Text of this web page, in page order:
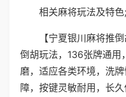
相关麻将玩法及特色;
【宁夏银川麻将推
倒胡玩法，136张牌通用
磨，适应各类环境，洗
障，按键灵敏耐用，长